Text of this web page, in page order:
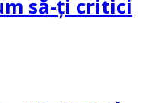
să-ți critici